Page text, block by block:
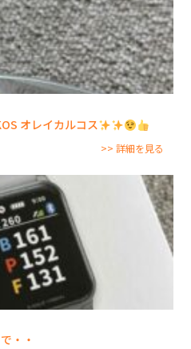
オレイカルコス
>> 詳細を見る
・・